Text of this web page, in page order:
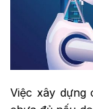
Việc xây dựng